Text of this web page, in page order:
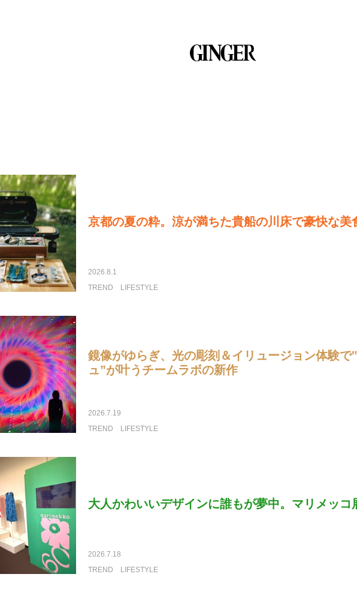
京都の夏の粋。涼が満ちた貴船の川床で豪快な美
2026.8.1
TREND
LIFESTYLE
鏡像がゆらぎ、光の彫刻＆イリュージョン体験で
ュ”が叶うチームラボの新作
2026.7.19
TREND
LIFESTYLE
大人かわいいデザインに誰もが夢中。マリメッコ
2026.7.18
TREND
LIFESTYLE